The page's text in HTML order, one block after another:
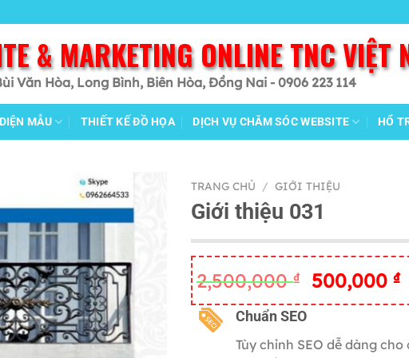
& MARKETING ONLINE TNC VIỆT
Văn Hòa, Long Bình, Biên Hòa, Đồng Nai - 0906 223 114
MẪU THIẾT KẾ ĐỒ HỌA DỊCH VỤ CHĂM SÓC WEBSITE HỔ
TRANG CHỦ / GIỚI THIỆU
Giới thiệu 031
2,500,000₫
Giá
gốc
2,500,000
500,000₫
Chuẩn SEO
Tùy chỉnh SEO dễ dàng